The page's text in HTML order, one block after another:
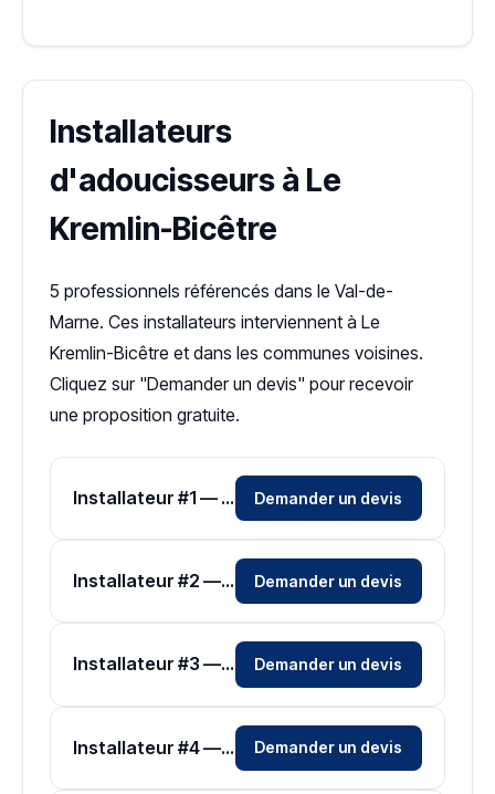
Installateurs
d'adoucisseurs à Le
Kremlin-Bicêtre
5 professionnels référencés dans le Val-de-
Marne. Ces installateurs interviennent à Le
Kremlin-Bicêtre et dans les communes voisines.
Cliquez sur "Demander un devis" pour recevoir
une proposition gratuite.
Installateur #1 — Zone Val-de-Marne Demander un devis
Installateur #2 — Zone Val-de-Marne Demander un devis
Installateur #3 — Zone Val-de-Marne Demander un devis
Installateur #4 — Zone Val-de-Marne Demander un devis